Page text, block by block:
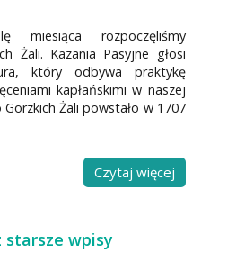
miesiąca rozpoczęliśmy
Żali. Kazania Pasyjne głosi
który odbywa praktykę
kapłańskimi w naszej
Żali powstało w 1707
Czytaj więcej
starsze wpisy